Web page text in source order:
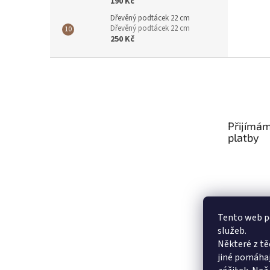
Tento web
služeb.
Některé z
jiné
Dřevěný podtácek 22 cm
Dřevěný podtácek 22 cm
250 Kč
platby